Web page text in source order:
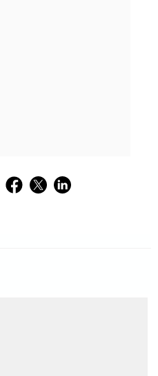
Facebook
TwitterLinkedIn